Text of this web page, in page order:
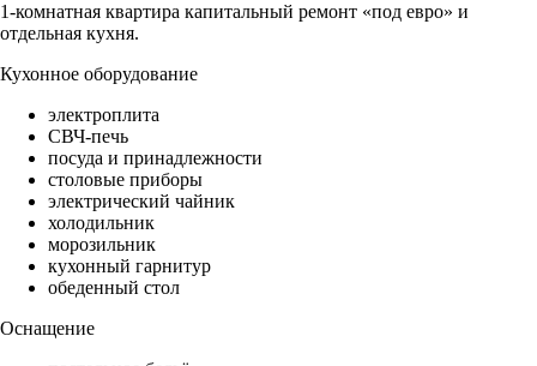
1-комнатная квартира капитальный ремонт «под евро» и
отдельная кухня.
Кухонное оборудование
электроплита
СВЧ-печь
посуда и принадлежности
столовые приборы
электрический чайник
холодильник
морозильник
кухонный гарнитур
обеденный стол
Оснащение